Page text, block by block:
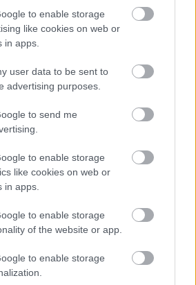
to enable storage
like cookies on web or
in apps.
user data to be sent to
advertising purposes.
to send me
to enable storage
like cookies on web or
in apps.
to enable storage
of the website or app.
to enable storage
Hopman